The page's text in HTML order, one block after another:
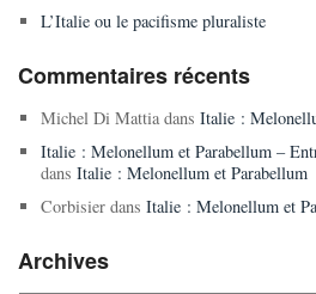
L’Italie ou le pacifisme pluraliste
Commentaires récents
Michel Di Mattiadans Italie :
Italie : Melonellum et Parabellum –
dans Italie : Melonellum et Parabellum
Corbisierdans Italie : Melonellum et
Archives